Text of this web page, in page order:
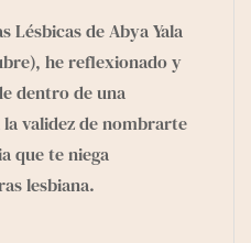
Lésbicas de Abya Yala
he reflexionado y
dentro de una
validez de nombrarte
que te niega
lesbiana.